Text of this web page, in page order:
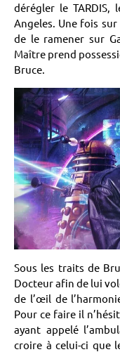
dérégler le
Angeles. Une fois
de le ramener sur
Maître prend
Bruce.
Sous les traits de
Docteur afin de lui
de l’œil de
Pour ce faire il
ayant appelé
croire à celui-ci que